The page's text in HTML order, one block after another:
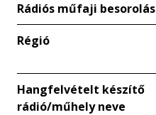
Rádiós műfaji besorolás
Régió
Hangfelvételt készítő
rádió/műhely neve